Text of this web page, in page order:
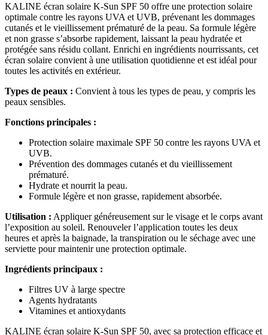
KALINE écran solaire K-Sun SPF 50 offre une protection solaire
optimale contre les rayons UVA et UVB, prévenant les dommages
cutanés et le vieillissement prématuré de la peau. Sa formule légère
et non grasse s’absorbe rapidement, laissant la peau hydratée et
protégée sans résidu collant. Enrichi en ingrédients nourrissants, cet
écran solaire convient à une utilisation quotidienne et est idéal pour
toutes les activités en extérieur.
Types de peaux : Convient à tous les types de peau, y compris les
peaux sensibles.
Fonctions principales :
Protection solaire maximale SPF 50 contre les rayons UVA et
UVB.
Prévention des dommages cutanés et du vieillissement
prématuré.
Hydrate et nourrit la peau.
Formule légère et non grasse, rapidement absorbée.
Utilisation : Appliquer généreusement sur le visage et le corps avant
l’exposition au soleil. Renouveler l’application toutes les deux
heures et après la baignade, la transpiration ou le séchage avec une
serviette pour maintenir une protection optimale.
Ingrédients principaux :
Filtres UV à large spectre
Agents hydratants
Vitamines et antioxydants
KALINE écran solaire K-Sun SPF 50, avec sa protection efficace et